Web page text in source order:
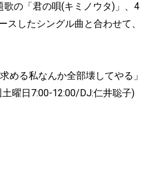
の「君の唄(キミノウタ)」、4
したシングル曲と合わせて、
める私なんか全部壊してやる」
曜日7:00-12:00/DJ:仁井聡子)